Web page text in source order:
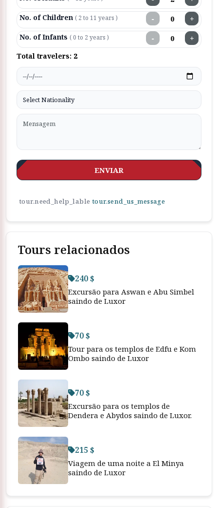
No. of Children ( 2 to 11 years ) − +
No. of Infants ( 0 to 2 years ) − +
Total travelers: 2
ENVIAR
tour.need_help_lable tour.send_us_message
Tours relacionados
240 $
Excursão para Aswan e Abu Simbel
saindo de Luxor
70 $
Tour para os templos de Edfu e Kom
Ombo saindo de Luxor
70 $
Excursão para os templos de
Dendera e Abydos saindo de Luxor.
215 $
Viagem de uma noite a El Minya
saindo de Luxor